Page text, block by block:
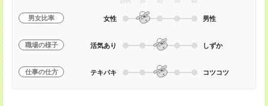
20代 30 40 50 60
男女比率 女性 男性
職場の様子 活気あり しずか
仕事の仕方 テキパキ コツコツ